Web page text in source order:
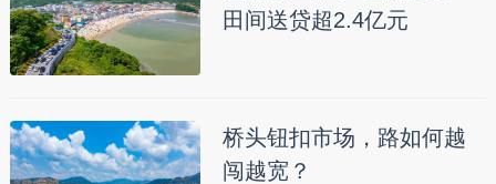
田间送贷超2.4亿元
桥头钮扣市场，路如何越
闯越宽？